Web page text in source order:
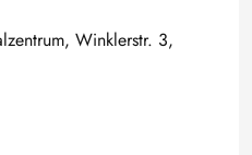
Winklerstr. 3,